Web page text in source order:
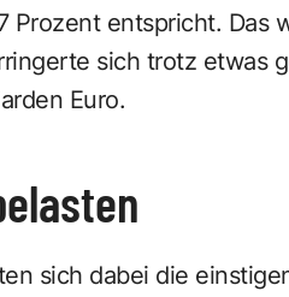
Prozent entspricht. Das
sich trotz etwas
Euro.
sich dabei die